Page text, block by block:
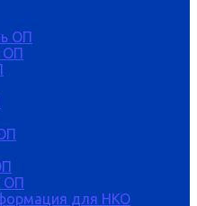
ОП
ОП
ОП
для НКО